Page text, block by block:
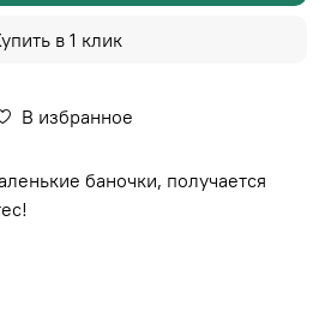
В избранное
в 1 клик
баночки, получается